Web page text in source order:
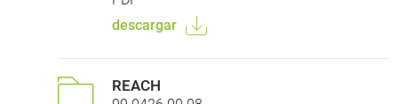
descargar
REACH